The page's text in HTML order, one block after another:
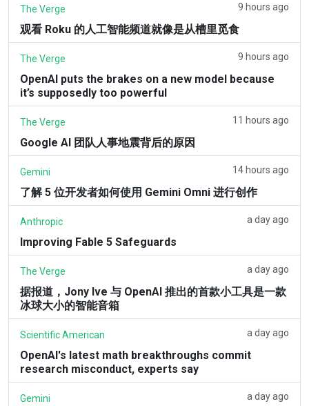
The Verge 9 hours ago
观看 Roku 的人工智能频道就像是从槽里觅食
The Verge 9 hours ago
OpenAI puts the brakes on a new model because
it’s supposedly too powerful
The Verge 11 hours ago
Google AI 团队人事地震背后的原因
Gemini 14 hours ago
了解 5 位开发者如何使用 Gemini Omni 进行创作
Anthropic a day ago
Improving Fable 5 Safeguards
The Verge a day ago
据报道，Jony Ive 与 OpenAI 推出的首款小工具是一款
冰球大小的智能音箱
Scientific American a day ago
OpenAI's latest math breakthroughs commit
research misconduct, experts say
Gemini a day ago